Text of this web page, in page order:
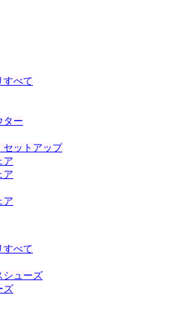
すべて
ター
セットアップ
ア
ア
ア
すべて
シューズ
ズ